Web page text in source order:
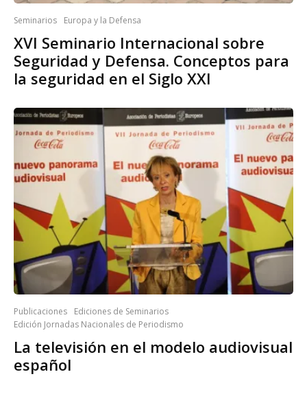
Seminarios Europa y la Defensa
XVI Seminario Internacional sobre
Seguridad y Defensa. Conceptos para
la seguridad en el Siglo XXI
Publicaciones
Ediciones de Seminarios
Edición Jornadas Nacionales de Periodismo
La televisión en el modelo audiovisual
español